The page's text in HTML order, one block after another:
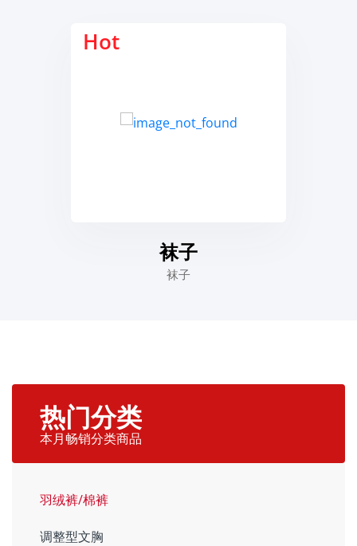
Hot
袜子
袜子
热门分类
本月畅销分类商品
羽绒裤/棉裤
调整型文胸